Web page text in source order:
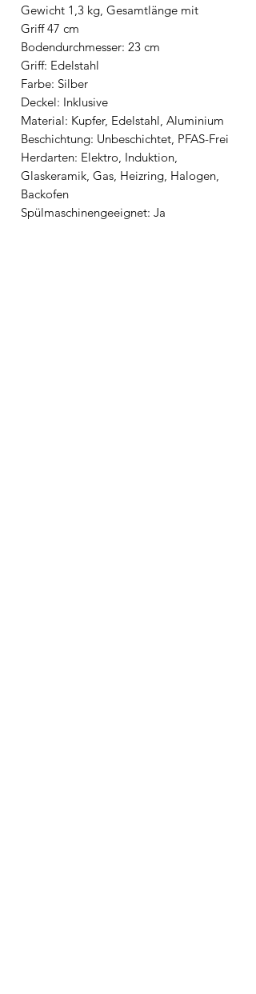
Gewicht 1,3 kg, Gesamtlänge mit
Griff 47 cm
Bodendurchmesser: 23 cm
Griff: Edelstahl
Farbe: Silber
Deckel: Inklusive
Material: Kupfer, Edelstahl, Aluminium
Beschichtung: Unbeschichtet, PFAS-Frei
Herdarten: Elektro, Induktion,
Glaskeramik, Gas, Heizring, Halogen,
Backofen
Spülmaschinengeeignet: Ja